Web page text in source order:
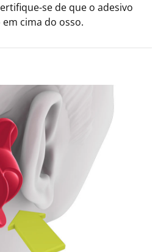
se de que o adesivo
cima do osso.